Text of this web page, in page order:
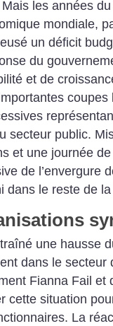
les années
mondiale,
un déficit
du
et de
secteur public.
et une journée
de l’envergure
dans le reste de
une hausse
dans le
Fianna Fail et
cette situation
La